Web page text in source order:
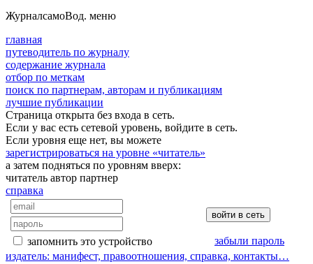
ЖурналсамоВод. меню
главная
путеводитель по журналу
содержание журнала
отбор по меткам
поиск по партнерам, авторам и публикациям
лучшие публикации
Страница открыта без входа в сеть.
Если у вас есть сетевой уровень, войдите в сеть.
Если уровня еще нет, вы можете
зарегистрироваться на уровне «читатель»
а затем подняться по уровням вверх:
читатель автор партнер
справка
запомнить это устройство
забыли пароль
издатель: манифест, правоотношения, справка, контакты…